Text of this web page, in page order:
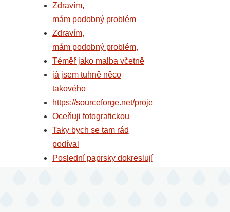
Zdravím,
mám podobný problém
Zdravím,
mám podobný problém,
Téměř jako malba včetně
já jsem tuhně něco
takového
https://sourceforge.net/proje
Oceňuji fotografickou
Taky bych se tam rád
podíval
Poslední paprsky dokreslují